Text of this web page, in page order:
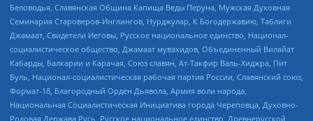
Беловодья, Славянская Община Капища Веды Перуна, Мужская Духовная
Семинария Староверов-Инглингов, Нурджулар, К Богодержавию, Таблиги
Джамаат, Свидетели Иеговы, Русское национальное единство, Национал-
социалистическое общество, Джамаат мувахидов, Объединенный Вилайат
Кабарды, Балкарии и Карачая, Союз славян, Ат-Такфир Валь-Хиджра, Пит
Буль, Национал-социалистическая рабочая партия России, Славянский союз,
Формат-18, Благородный Орден Дьявола, Армия воли народа,
Национальная Социалистическая Инициатива города Череповца, Духовно-
Родовая Держава Русь, Русское национальное единство, Древнерусской